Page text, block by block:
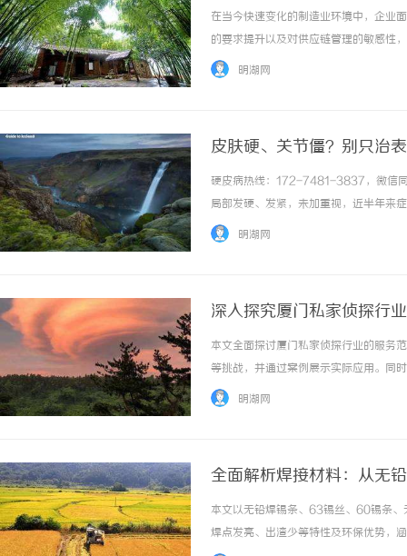
在当今快速变化的制造业环境中，企业
的要求提升以及对供应链管理的敏感性
管理系统服务应运而生，它为制造企业
明湖网
皮肤硬、关节僵？别只治
硬皮病热线：172-7481-3837，微信同
局部发硬、发紧，未加重视，近半年来
麻木、畏寒怕冷，晨起时皮肤发紧感尤
明湖网
深入探究厦门私家侦探行
本文全面探讨厦门私家侦探行业的服务
等挑战，并通过案例展示实际应用。同
强调其在城市生活中的重要作用。 ...……
明湖网
全面解析焊接材料：从无
本文以无铅焊锡条、63锡丝、60锡条
焊点发亮、出渣少等特性及环保优势，